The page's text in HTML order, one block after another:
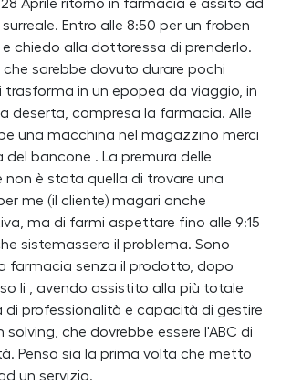
Aprile ritorno in farmacia e assito ad
Entro alle 8:50 per un froben
chiedo alla dottoressa di prenderlo.
che sarebbe dovuto durare pochi
trasforma in un epopea da viaggio, in
deserta, compresa la farmacia. Alle
una macchina nel magazzino merci
del bancone . La premura delle
non è stata quella di trovare una
me (il cliente) magari anche
ma di farmi aspettare fino alle 9:15
sistemassero il problema. Sono
farmacia senza il prodotto, dopo
li , avendo assistito alla più totale
di professionalità e capacità di gestire
solving, che dovrebbe essere l'ABC di
Penso sia la prima volta che metto
un servizio.